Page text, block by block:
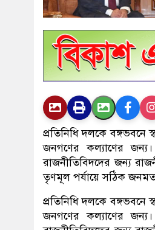
প্রতিনিধি দলকে বঙ্গভবনে
জনগণের কল্যাণের
রাজনীতিবিদদের জন্য
তৃণমূল পর্যায়ে সঠিক
প্রতিনিধি দলকে বঙ্গভবনে
জনগণের কল্যাণের